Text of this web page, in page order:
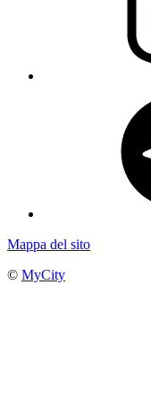
Mappa del sito
© MyCity